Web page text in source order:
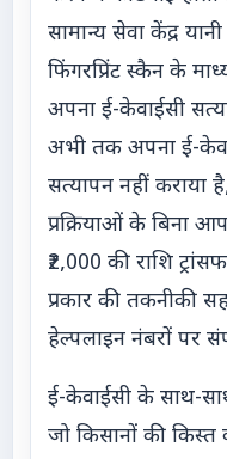
सामान्य सेवा केंद्र
फिंगरप्रिंट स्कैन के
अपना ई-केवाईसी
अभी तक अपना ई-
सत्यापन नहीं कराया
प्रक्रियाओं के बिना
₹2,000 की राशि
प्रकार की तकनीकी
हेल्पलाइन नंबरों पर
ई-केवाईसी के साथ-
जो किसानों की